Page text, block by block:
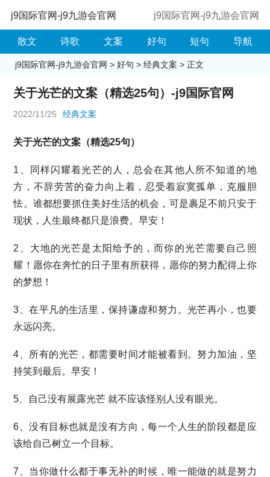
j9国际官网-j9九游会官网 j9国际官网-j9九游会官网
散文 诗歌 文案 好句 短句 导航
j9国际官网-j9九游会官网 > 好句 > 经典文案 > 正文
关于光芒的文案（精选25句）-j9国际官网
2022/11/25 经典文案
关于光芒的文案（精选25句）
1、同样闪耀着光芒的人，总会在其他人所不知道的地
方，不辞劳苦的奋力向上着，忍受着寂寞孤单，克服胆
怯。谁都想要抓住美好生活的机会，可是裹足不前只安于
现状，人生最终都只是浪费。早安！
2、大地的光芒是太阳给予的，而你的光芒需要自己照
耀！愿你在奔忙的日子里有所获得，愿你的努力配得上你
的梦想！
3、在平凡的生活里，保持谦虚和努力。光芒再小，也要
永远闪亮。
4、所有的光芒，都需要时间才能被看到。努力加油，坚
持笑到最后。早安！
5、自己没有展露光芒 就不应该怪别人没有眼光。
6、没有目标也就是没有方向，每一个人生的阶段都是应
该给自己树立一个目标。
7、当你做什么都于事无补的时候，唯一能做的就是努力